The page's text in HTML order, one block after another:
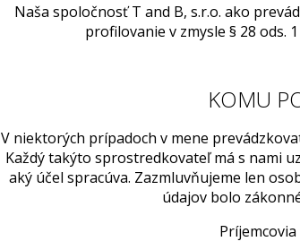
Naša spoločnosť T and B, s.r.o. ako
profilovanie v zmysle § 28 ods.
KOMU
V niektorých prípadoch v mene
Každý takýto sprostredkovateľ má s nami
aký účel spracúva. Zazmluvňujeme len
údajov bolo